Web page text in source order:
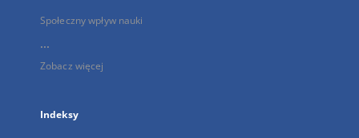
Społeczny wpływ nauki
...
Zobacz więcej
Indeksy